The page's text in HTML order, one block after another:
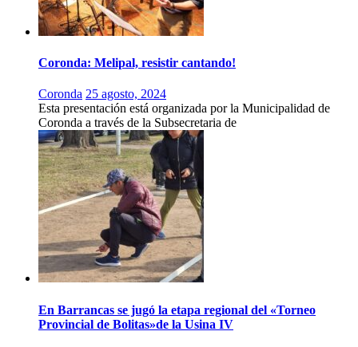
Coronda: Melipal, resistir cantando!
Coronda 25 agosto, 2024
Esta presentación está organizada por la Municipalidad de
Coronda a través de la Subsecretaria de
En Barrancas se jugó la etapa regional del «Torneo
Provincial de Bolitas»de la Usina IV